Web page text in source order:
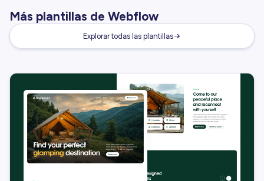
Más plantillas de Webflow
Explorar todas las plantillas